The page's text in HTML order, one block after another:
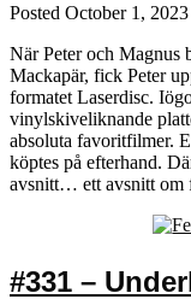
Posted October 1, 2023
När Peter och Magnus
Mackapär, fick Peter
formatet Laserdisc.
vinylskiveliknande
absoluta favoritfilmer.
köptes på efterhand.
avsnitt… ett avsnitt
#331 –